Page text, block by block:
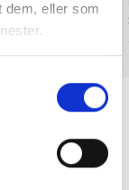
dem, eller som